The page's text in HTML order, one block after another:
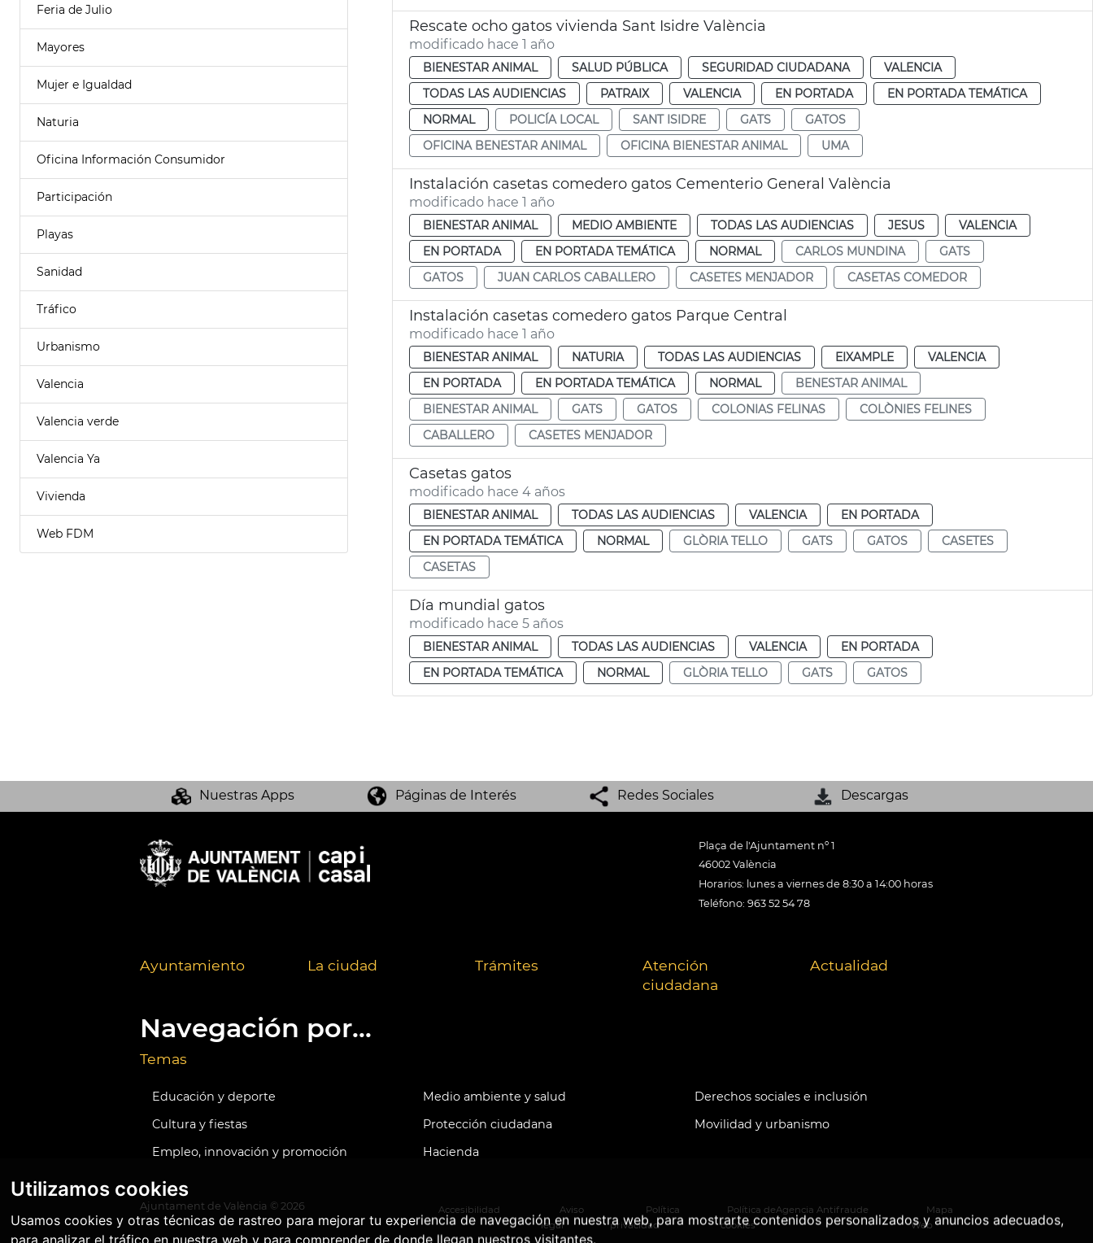
Utilizamos cookies
Usamos cookies y otras técnicas de rastreo para mejorar tu experiencia de navegación en nuestra web, para mostrarte contenidos personalizados y anuncios adecuados,
para analizar el tráfico en nuestra web y para comprender de donde llegan nuestros visitantes.
Feria de Julio
Mayores
Mujer e Igualdad
Naturia
Oficina Información Consumidor
Participación
Playas
Sanidad
Tráfico
Urbanismo
Valencia
Valencia verde
Valencia Ya
Vivienda
Web FDM
Rescate ocho gatos vivienda Sant Isidre València
modificado hace 1 año
BIENESTAR ANIMAL SALUD PÚBLICA SEGURIDAD CIUDADANA
VALENCIA
TODAS LAS AUDIENCIAS
PATRAIX VALENCIA EN PORTADA
EN PORTADA TEMÁTICA
NORMAL
POLICÍA LOCAL SANT ISIDRE GATS
GATOS
OFICINA BENESTAR ANIMAL
OFICINA BIENESTAR ANIMAL UMA
Instalación casetas comedero gatos Cementerio General València
modificado hace 1 año
BIENESTAR ANIMAL MEDIO AMBIENTE TODAS LAS AUDIENCIAS JESUS
VALENCIA
EN PORTADA
EN PORTADA TEMÁTICA NORMAL CARLOS MUNDINA
GATS
GATOS
JUAN CARLOS CABALLERO CASETES MENJADOR CASETAS COMEDOR
Instalación casetas comedero gatos Parque Central
modificado hace 1 año
BIENESTAR ANIMAL NATURIA TODAS LAS AUDIENCIAS EIXAMPLE
VALENCIA
EN PORTADA
EN PORTADA TEMÁTICA NORMAL
BENESTAR ANIMAL
BIENESTAR ANIMAL
GATS GATOS COLONIAS FELINAS
COLÒNIES FELINES
CABALLERO
CASETES MENJADOR
Casetas gatos
modificado hace 4 años
BIENESTAR ANIMAL TODAS LAS AUDIENCIAS VALENCIA
EN PORTADA
EN PORTADA TEMÁTICA
NORMAL GLÒRIA TELLO GATS GATOS
CASETES
CASETAS
Día mundial gatos
modificado hace 5 años
BIENESTAR ANIMAL TODAS LAS AUDIENCIAS VALENCIA
EN PORTADA
EN PORTADA TEMÁTICA
NORMAL GLÒRIA TELLO GATS GATOS
Nuestras Apps Páginas de Interés Redes Sociales Descargas
Plaça de l'Ajuntament nº 1
46002 València
Horarios: lunes a viernes de 8:30 a 14:00 horas
Teléfono: 963 52 54 78
Ayuntamiento La ciudad Trámites
Atención
ciudadana
Actualidad
Navegación por...
Temas
Educación y deporte Medio ambiente y salud
Derechos sociales e inclusión
Cultura y fiestas
Protección ciudadana
Movilidad y urbanismo
Empleo, innovación y promoción
Hacienda
Ajuntament de València © 2026 Accesibilidad
Aviso
legal
Política
privacidad
Política de
cookies
Agencia Antifraude
Mapa
Web